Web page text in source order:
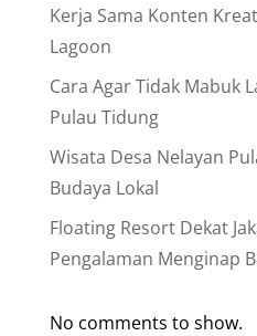
Kerja Sama Konten
Lagoon
Cara Agar Tidak Mabuk
Pulau Tidung
Wisata Desa Nelayan
Budaya Lokal
Floating Resort Dekat
Pengalaman Menginap
No comments to show.